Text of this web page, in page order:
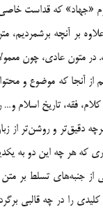
«جهاد» كه قداست
بر آنچه برشمرديم،
در متون عادي، چون
از آنجا كه موضوع و
فقه، تاريخ اسلام و…
دقيق‌تر و روشن‌تر از
كه هر چه اين دو به
جنبه‌هاي تسلط بر
را در چه قالبي